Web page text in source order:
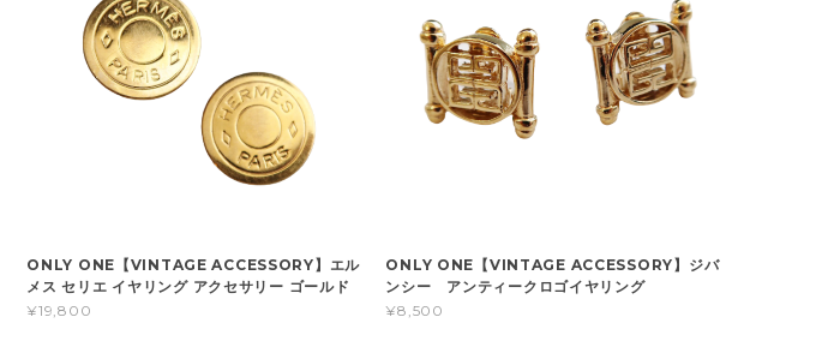
ONLY ONE【VINTAGE ACCESSORY】エル
メス セリエ イヤリング アクセサリー ゴールド
¥19,800
ONLY ONE【VINTAGE ACCESSORY】ジバ
ンシー アンティークロゴイヤリング
¥8,500